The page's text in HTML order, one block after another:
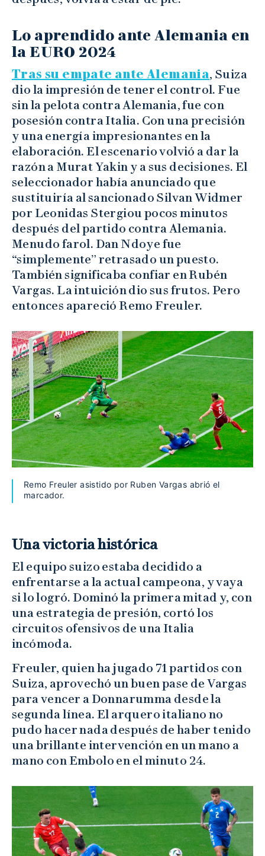
Lo aprendido ante Alemania en
la EURO 2024
Tras su empate ante Alemania, Suiza
dio la impresión de tener el control. Fue
sin la pelota contra Alemania, fue con
posesión contra Italia. Con una precisión
y una energía impresionantes en la
elaboración. El escenario volvió a dar la
razón a Murat Yakin y a sus decisiones. El
seleccionador había anunciado que
sustituiría al sancionado Silvan Widmer
por Leonidas Stergiou pocos minutos
después del partido contra Alemania.
Menudo farol. Dan Ndoye fue
“simplemente” retrasado un puesto.
También significaba confiar en Rubén
Vargas. La intuición dio sus frutos. Pero
entonces apareció Remo Freuler.
Remo Freuler asistido por Ruben Vargas abrió el
marcador.
Una victoria histórica
El equipo suizo estaba decidido a
enfrentarse a la actual campeona, y vaya
si lo logró. Dominó la primera mitad y, con
una estrategia de presión, cortó los
circuitos ofensivos de una Italia
incómoda.
Freuler, quien ha jugado 71 partidos con
Suiza, aprovechó un buen pase de Vargas
para vencer a Donnarumma desde la
segunda línea. El arquero italiano no
pudo hacer nada después de haber tenido
una brillante intervención en un mano a
mano con Embolo en el minuto 24.